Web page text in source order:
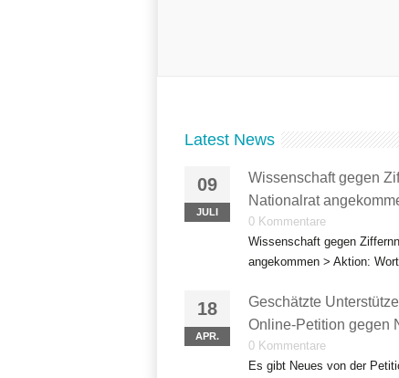
Latest News
09
JULI
Wissenschaft gegen
Nationalrat
0 Kommentare
Wissenschaft gegen
angekommen > Aktion:
18
APR.
Geschätzte
Online-Petition gegen
0 Kommentare
Es gibt Neues von der